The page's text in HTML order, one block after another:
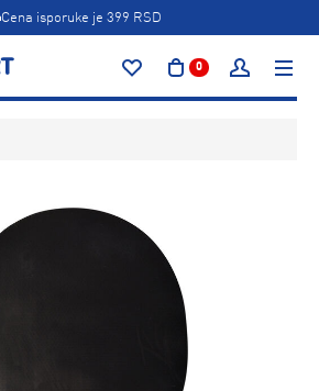
Cena isporuke je 399 RSD
0